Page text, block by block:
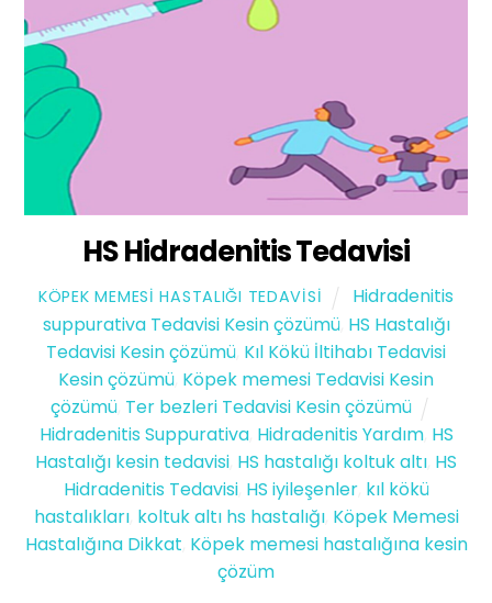
HS Hidradenitis Tedavisi
KÖPEK MEMESI HASTALIĞI TEDAVISI
Hidradenitis
suppurativa Tedavisi Kesin çözümü, HS Hastalığı
Tedavisi Kesin çözümü Kıl Kökü İltihabı Tedavisi
Kesin çözümü Köpek memesi Tedavisi Kesin
çözümü, Ter bezleri Tedavisi Kesin çözümü
Hidradenitis Suppurativa, Hidradenitis Yardım, HS
Hastalığı kesin tedavisi HS hastalığı koltuk altı HS
Hidradenitis Tedavisi, HS iyileşenler, kıl kökü
hastalıkları, koltuk altı hs hastalığı, Köpek Memesi
Hastalığına Dikkat Köpek memesi hastalığına kesin
çözüm